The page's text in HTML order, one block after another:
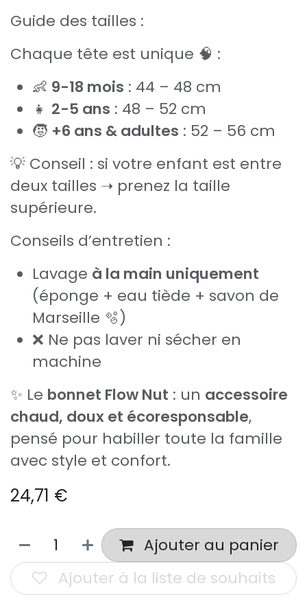
Guide des tailles :
Chaque tête est unique 🧠 :
👶 9-18 mois : 44 – 48 cm
👧 2-5 ans : 48 – 52 cm
🧒 +6 ans & adultes : 52 – 56 cm
💡 Conseil : si votre enfant est entre
deux tailles ➝ prenez la taille
supérieure.
Conseils d’entretien :
Lavage à la main uniquement
(éponge + eau tiède + savon de
Marseille 🫧)
❌ Ne pas laver ni sécher en
machine
✨ Le bonnet Flow Nut : un accessoire
chaud, doux et écoresponsable,
pensé pour habiller toute la famille
avec style et confort.
24,71 €
Ajouter au panier
Ajouter à la liste de souhaits